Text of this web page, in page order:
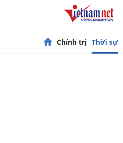
Chính trị Thời sự